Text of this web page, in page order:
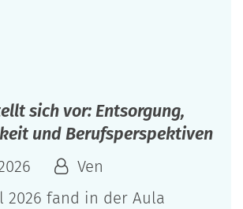
sich vor: Entsorgung,
und Berufsperspektiven
Ven
2026 fand in der Aula